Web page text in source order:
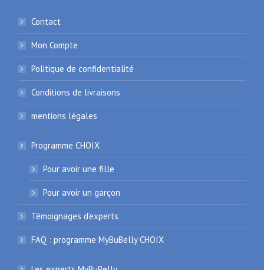
Contact
Mon Compte
Politique de confidentialité
Conditions de livraisons
mentions légales
Programme CHOIX
Pour avoir une fille
Pour avoir un garçon
Témoignages d’experts
FAQ : programme MyBuBelly CHOIX